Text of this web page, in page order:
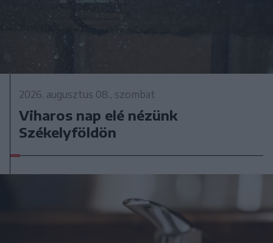
2026. augusztus 08., szombat
Viharos nap elé nézünk
Székelyföldön